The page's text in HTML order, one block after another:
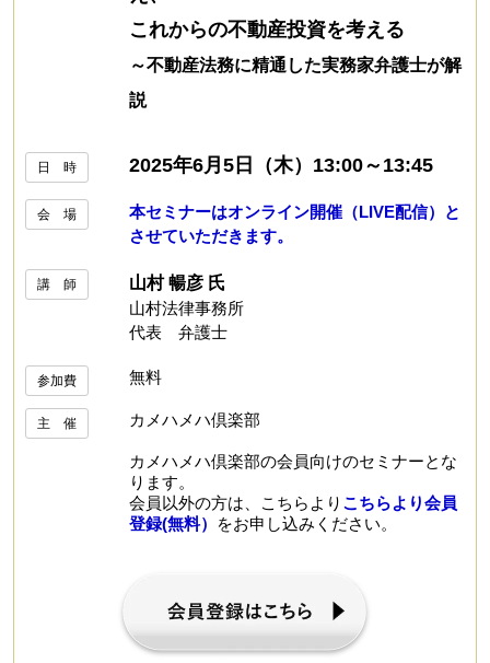
これからの不動産投資を考える
～不動産法務に精通した実務家弁護士が解
説
日 時 2025年6月5日（木）13:00～13:45
会 場
本セミナーはオンライン開催（LIVE配信）と
させていただきます。
講 師
山村 暢彦 氏
山村法律事務所
代表 弁護士
参加費 無料
主 催 カメハメハ倶楽部
カメハメハ倶楽部の会員向けのセミナーとな
ります。
会員以外の方は、こちらより こちらより会員
登録(無料） をお申し込みください。